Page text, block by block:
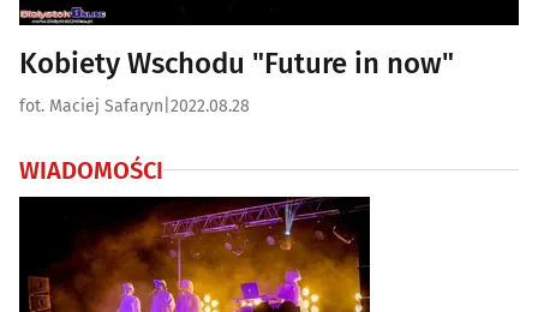
Kobiety Wschodu "Future in now"
fot. Maciej Safaryn 2022.08.28
WIADOMOŚCI